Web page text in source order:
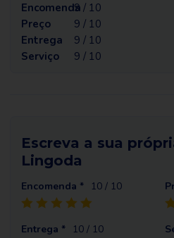
Encomenda9 / 10
Preço
9 / 10
Entrega
9 / 10
Serviço
9 / 10
Escreva a sua
Lingoda
Encomenda * 10 / 10
Entrega * 10 / 10